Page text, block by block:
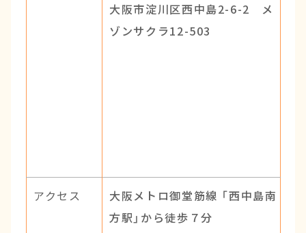
大阪市淀川区西中島2-6-2 メ
ゾンサクラ12-503
アクセス
大阪メトロ御堂筋線 「西中島南
方駅」から徒歩７分